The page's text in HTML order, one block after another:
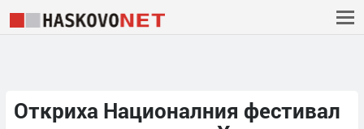
Откриха Националния фестивал